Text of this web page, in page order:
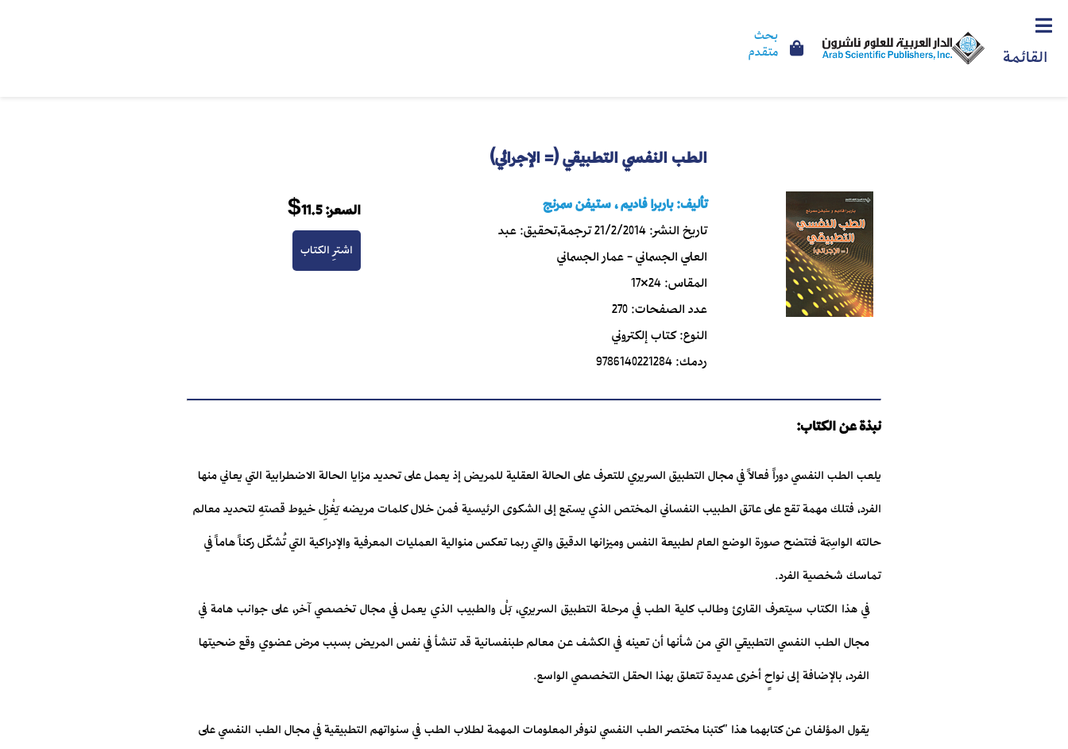
القائمة
بحث
متقدم
الطب النفسي التطبيقي (= الإجرائي)
تأليف:باربرا فاديم ، ستيفن سمرنج
تاريخ النشر:21/2/2014ترجمة,تحقيق:عبد
العلي الجسماني - عمار الجسماني
المقاس:24×17
عدد الصفحات:270
النوع:كتاب إلكتروني
ردمك:9786140221284
السعر:11.5$
اشترِ الكتاب
نبذة عن الكتاب:
يلعب الطب النفسي دوراً فعالاً في مجال التطبيق السريري للتعرف على الحالة العقلية للمريض إذ يعمل على تحديد مزايا الحالة الاضطرابية التي يعاني منها
الفرد، فتلك مهمة تقع على عاتق الطبيب النفساني المختص الذي يستمع إلى الشكوى الرئيسية فمن خلال كلمات مريضه يَغْزِل خيوط قصتهِ لتحديد معالم
حالته الواسِمَة فتتضح صورة الوضع العام لطبيعة النفس وميزانها الدقيق والتي ربما تعكس منوالية العمليات المعرفية والإدراكية التي تُشكّل ركناً هاماً في
تماسك شخصية الفرد.
في هذا الكتاب سيتعرف القارئ وطالب كلية الطب في مرحلة التطبيق السريري، بَلْ والطبيب الذي يعمل في مجال تخصصي آخر، على جوانب هامة في
مجال الطب النفسي التطبيقي التي من شأنها أن تعينه في الكشف عن معالم طبنفسانية قد تنشأ في نفس المريض بسبب مرض عضوي وقع ضحيتها
الفرد، بالإضافة إلى نواحٍ أخرى عديدة تتعلق بهذا الحقل التخصصي الواسع.
يقول المؤلفان عن كتابهما هذا "كتبنا مختصر الطب النفسي لنوفر المعلومات المهمة لطلاب الطب في سنواتهم التطبيقية في مجال الطب النفسي على